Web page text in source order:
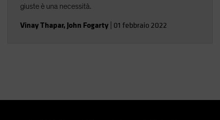
giuste è una necessità.
Vinay Thapar, John Fogarty 01 febbraio 2022